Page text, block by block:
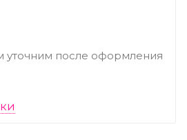
уточним после оформления